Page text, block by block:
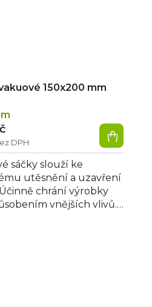
150x200 mm
DPH
sáčky slouží ke
utěsnění a uzavření
chrání výrobky
vnějších vlivů.